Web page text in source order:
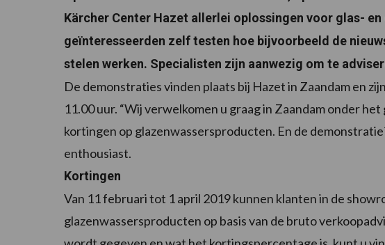
Kärcher Center Hazet allerlei oplossingen voor glas-
geïnteresseerden zelf testen hoe bijvoorbeeld de
stelen werken. Specialisten zijn aanwezig om te
De demonstraties vinden plaats bij Hazet in Zaandam en
11.00 uur. “Wij verwelkomen u graag in Zaandam onder
kortingen op glazenwassersproducten. En de
enthousiast.
Kortingen
Van 11 februari tot 1 april 2019 kunnen klanten in de
glazenwassersproducten op basis van de bruto